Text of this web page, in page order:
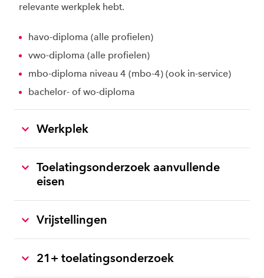
relevante werkplek hebt.
havo-diploma (alle profielen)
vwo-diploma (alle profielen)
mbo-diploma niveau 4 (mbo-4) (ook in-service)
bachelor- of wo-diploma
Werkplek
Toelatingsonderzoek aanvullende
eisen
Vrijstellingen
21+ toelatingsonderzoek